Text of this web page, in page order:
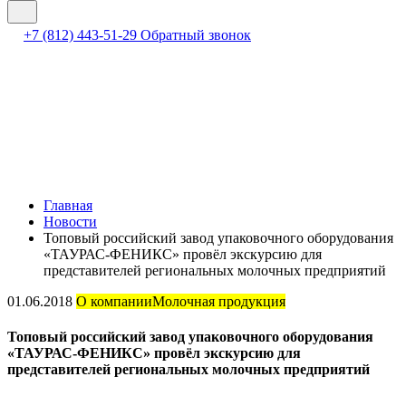
+7 (812) 443-51-29 Обратный звонок
Главная
Новости
Топовый российский завод упаковочного оборудования
«ТАУРАС-ФЕНИКС» провёл экскурсию для
представителей региональных молочных предприятий
01.06.2018 О компанииМолочная продукция
Топовый российский завод упаковочного оборудования
«ТАУРАС-ФЕНИКС» провёл экскурсию для
представителей региональных молочных предприятий